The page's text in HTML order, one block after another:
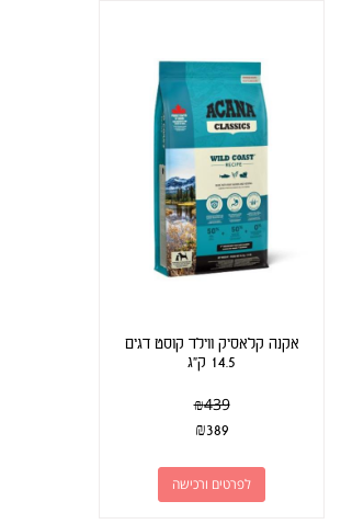
אקנה קלאסיק ווילד קוסט דגים
14.5 ק"ג
₪439
₪389
לפרטים ורכישה